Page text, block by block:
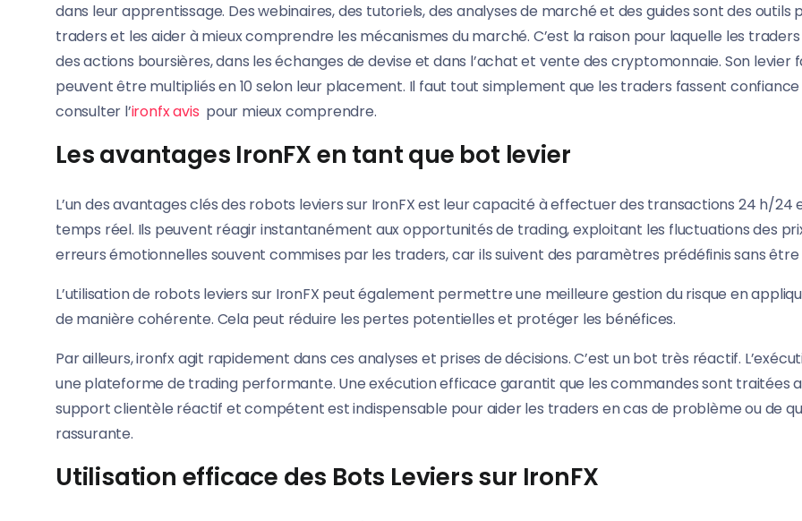
dans leur apprentissage. Des webinaires, des tutoriels, des analyses de marché et des guides sont des
traders et les aider à mieux comprendre les mécanismes du marché. C’est la raison pour laquelle les
des actions boursières, dans les échanges de devise et dans l’achat et vente des cryptomonnaie. Son levier
peuvent être multipliés en 10 selon leur placement. Il faut tout simplement que les traders fassent confiance
consulter l’ironfx avis pour mieux comprendre.
Les avantages IronFX en tant que bot levier
L’un des avantages clés des robots leviers sur IronFX est leur capacité à effectuer des transactions 24 h/
temps réel. Ils peuvent réagir instantanément aux opportunités de trading, exploitant les fluctuations des
erreurs émotionnelles souvent commises par les traders, car ils suivent des paramètres prédéfinis sans
L’utilisation de robots leviers sur IronFX peut également permettre une meilleure gestion du risque en
de manière cohérente. Cela peut réduire les pertes potentielles et protéger les bénéfices.
Par ailleurs, ironfx agit rapidement dans ces analyses et prises de décisions. C’est un bot très réactif.
une plateforme de trading performante. Une exécution efficace garantit que les commandes sont traitées
support clientèle réactif et compétent est indispensable pour aider les traders en cas de problème ou de
rassurante.
Utilisation efficace des Bots Leviers sur IronFX